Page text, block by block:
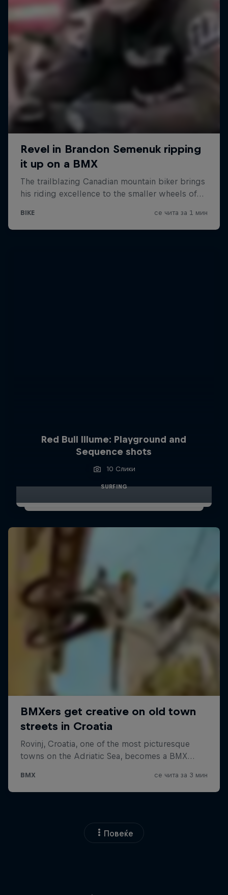
Red Bull Illume: Playground and
Sequence shots
10 Слики
SURFING
Повеќе